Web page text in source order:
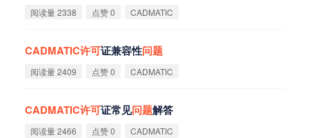
阅读量 2338 点赞 0 CADMATIC
CADMATIC许可证兼容性问题
阅读量 2409 点赞 0 CADMATIC
CADMATIC许可证常见问题解答
阅读量 2466 点赞 0 CADMATIC